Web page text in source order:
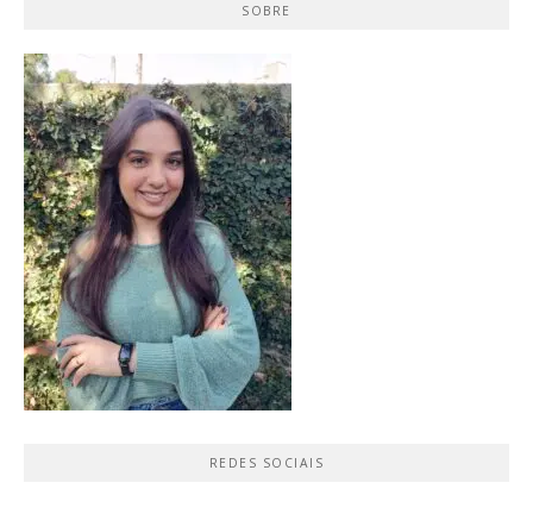
SOBRE
REDES SOCIAIS